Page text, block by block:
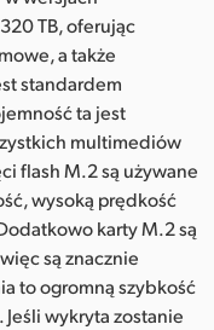
TB, oferując
a także
standardem
ta jest
multimediów
flash M.2 są używane
wysoką prędkość
karty M.2 są
są znacznie
to ogromną szybkość
wykryta zostanie